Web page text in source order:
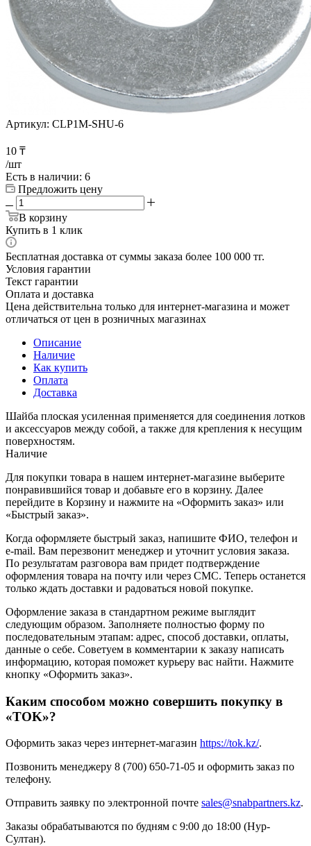
Артикул: CLP1M-SHU-6
10 ₸
/шт
Есть в наличии: 6
Предложить цену
В корзину
Купить в 1 клик
Бесплатная доставка от суммы заказа более 100 000 тг.
Условия гарантии
Текст гарантии
Оплата и доставка
Цена действительна только для интернет-магазина и может
отличаться от цен в розничных магазинах
Описание
Наличие
Как купить
Оплата
Доставка
Шайба плоская усиленная применяется для соединения лотков
и аксессуаров между собой, а также для крепления к несущим
поверхностям.
Наличие
Для покупки товара в нашем интернет-магазине выберите
понравившийся товар и добавьте его в корзину. Далее
перейдите в Корзину и нажмите на «Оформить заказ» или
«Быстрый заказ».
Когда оформляете быстрый заказ, напишите ФИО, телефон и
e-mail. Вам перезвонит менеджер и уточнит условия заказа.
По результатам разговора вам придет подтверждение
оформления товара на почту или через СМС. Теперь останется
только ждать доставки и радоваться новой покупке.
Оформление заказа в стандартном режиме выглядит
следующим образом. Заполняете полностью форму по
последовательным этапам: адрес, способ доставки, оплаты,
данные о себе. Советуем в комментарии к заказу написать
информацию, которая поможет курьеру вас найти. Нажмите
кнопку «Оформить заказ».
Каким способом можно совершить покупку в
«TOK»?
Оформить заказ через интернет-магазин https://tok.kz/.
Позвонить менеджеру 8 (700) 650-71-05 и оформить заказ по
телефону.
Отправить заявку по электронной почте sales@snabpartners.kz.
Заказы обрабатываются по будням с 9:00 до 18:00 (Нур-
Султан).